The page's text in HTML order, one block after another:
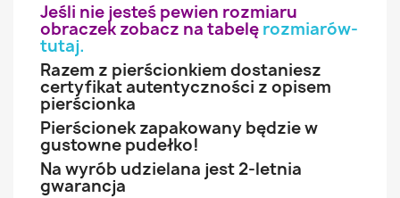
Jeśli nie jesteś pewien rozmiaru
obraczek zobacz na tabelę rozmiarów-
tutaj.
Razem z pierścionkiem dostaniesz
certyfikat autentyczności z opisem
pierścionka
Pierścionek zapakowany będzie w
gustowne pudełko!
Na wyrób udzielana jest 2-letnia
gwarancja